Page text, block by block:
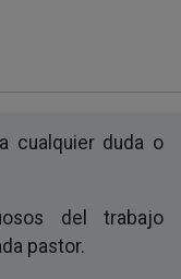
cualquier duda o
del trabajo
pastor.